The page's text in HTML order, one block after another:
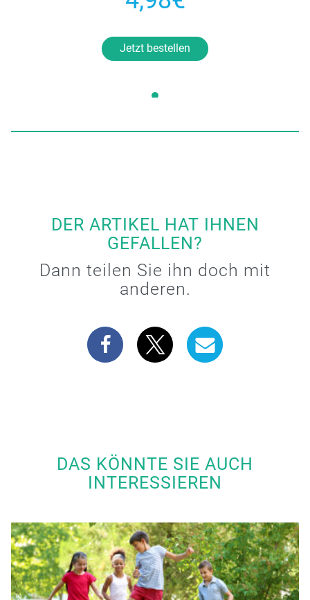
Jetzt bestellen
DER ARTIKEL HAT IHNEN
GEFALLEN?
Dann teilen Sie ihn doch mit
anderen.
DAS KÖNNTE SIE AUCH
INTERESSIEREN